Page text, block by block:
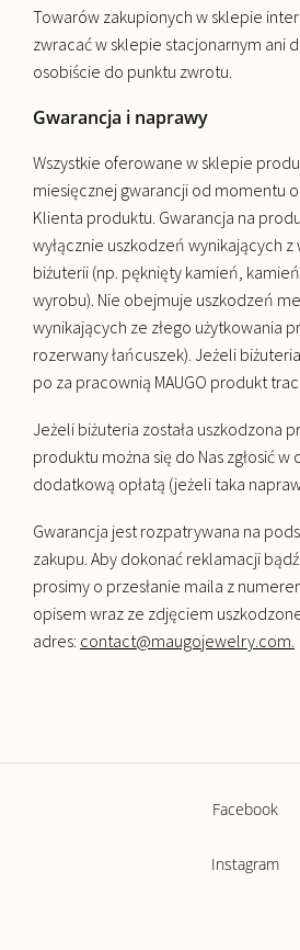
Towarów zakupionych w sklepie
zwracać w sklepie stacjonarnym ani
osobiście do punktu zwrotu.
Gwarancja i naprawy
Wszystkie oferowane w sklepie
miesięcznej gwarancji od momentu
Klienta produktu. Gwarancja na
wyłącznie uszkodzeń wynikających
biżuterii (np. pęknięty kamień,
wyrobu). Nie obejmuje uszkodzeń
wynikających ze złego użytkowania
rozerwany łańcuszek). Jeżeli
po za pracownią MAUGO produkt
Jeżeli biżuteria została uszkodzona
produktu można się do Nas zgłosić
dodatkową opłatą (jeżeli taka
Gwarancja jest rozpatrywana na
zakupu. Aby dokonać reklamacji
prosimy o przesłanie maila z
opisem wraz ze zdjęciem
adres: contact@maugojewelry.com.
Facebook
Instagram